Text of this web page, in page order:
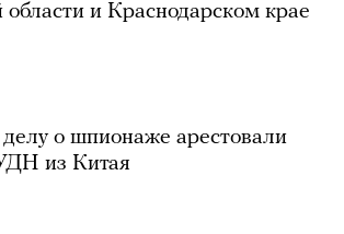
и Краснодарском крае
о шпионаже арестовали
из Китая